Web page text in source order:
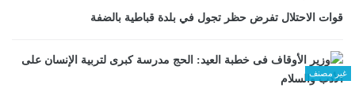
قوات الاحتلال تفرض حظر تجول في بلدة قباطية بالضفة
غير مصنف